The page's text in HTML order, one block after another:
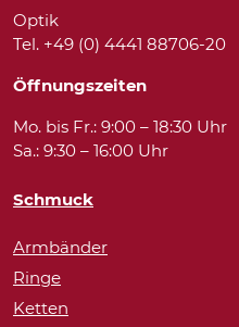
Optik
Tel. +49 (0) 4441 88706-20
Öffnungszeiten
Mo. bis Fr.: 9:00 – 18:30 Uhr
Sa.: 9:30 – 16:00 Uhr
Schmuck
Armbänder
Ringe
Ketten